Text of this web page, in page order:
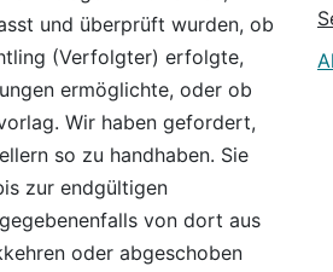
und überprüft wurden, ob
(Verfolgter) erfolgte,
ermöglichte, oder ob
Wir haben gefordert,
so zu handhaben. Sie
zur endgültigen
von dort aus
oder abgeschoben